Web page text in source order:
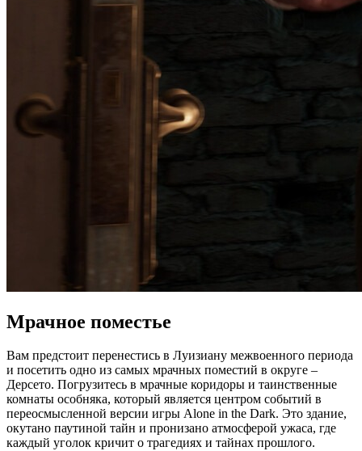
Мрачное поместье
Вам предстоит перенестись в Луизиану межвоенного периода
и посетить одно из самых мрачных поместий в округе –
Дерсето. Погрузитесь в мрачные коридоры и таинственные
комнаты особняка, который является центром событий в
переосмысленной версии игры Alone in the Dark. Это здание,
окутано паутиной тайн и пронизано атмосферой ужаса, где
каждый уголок кричит о трагедиях и тайнах прошлого.